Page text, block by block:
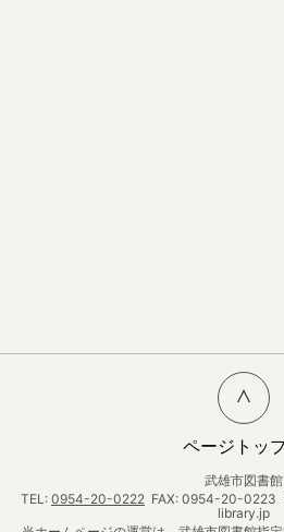
ページトッ
武雄市図書館
TEL: 0954-20-0222 FAX: 0954-20-0223
library.jp